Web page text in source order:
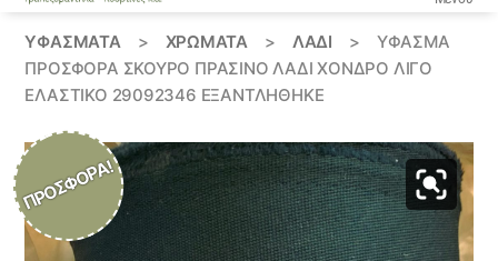
14
ΥΦΆΣΜΑΤΑ > ΧΡΏΜΑΤΑ > ΛΑΔΙ >
ΎΦΑΣΜΑ
ΠΡΟΣΦΟΡΆ ΣΚΟΎΡΟ ΠΡΆΣΙΝΟ ΛΑΔΊ ΧΟΝΔΡΌ ΛΊΓΟ
ΕΛΑΣΤΙΚΌ 29092346 ΕΞΑΝΤΛΗΘΗΚΕ
ΠΡΟΣΦΟΡΆ!